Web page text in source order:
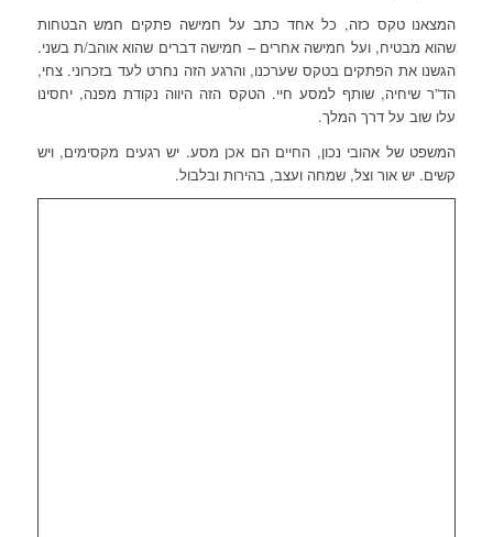
המצאנו טקס כזה, כל אחד כתב על חמישה פתקים חמש הבטחות
שהוא מבטיח, ועל חמישה אחרים – חמישה דברים שהוא אוהב/ת בשני.
הגשנו את הפתקים בטקס שערכנו, והרגע הזה נחרט לעד בזכרוני. צחי,
הד”ר שיחיה, שותף למסע חיי. הטקס הזה היווה נקודת מפנה, יחסינו
עלו שוב על דרך המלך.
המשפט של אהובי נכון, החיים הם אכן מסע. יש רגעים מקסימים, ויש
קשים. יש אור וצל, שמחה ועצב, בהירות ובלבול.